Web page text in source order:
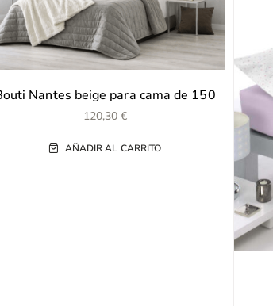
Nantes beige para cama de 150
120,30 €
AÑADIR AL CARRITO